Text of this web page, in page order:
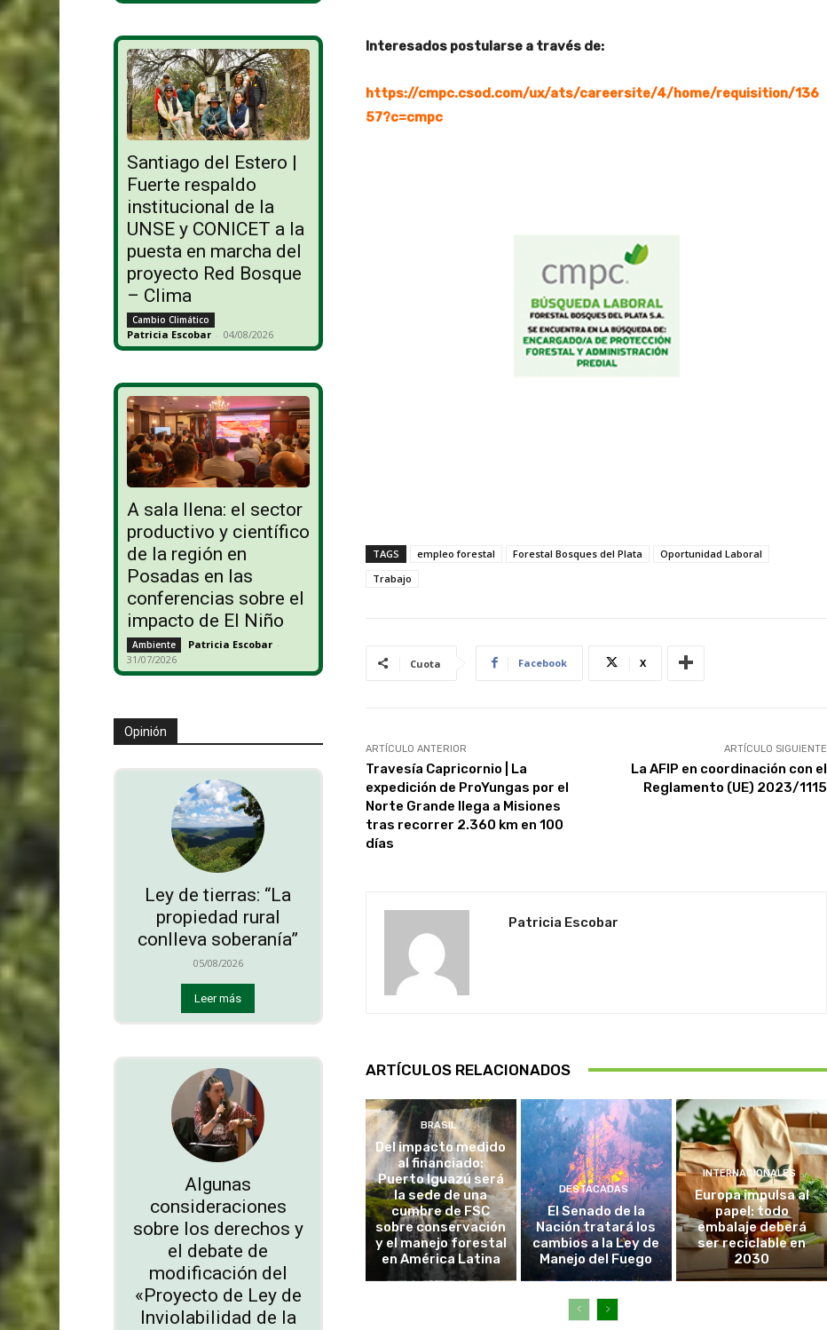
Santiago del Estero |
Fuerte respaldo
institucional de la
UNSE y CONICET a la
puesta en marcha del
proyecto Red Bosque
– Clima
Cambio Climático
Patricia Escobar - 04/08/2026
A sala llena: el sector
productivo y científico
de la región en
Posadas en las
conferencias sobre el
impacto de El Niño
Ambiente Patricia Escobar -
31/07/2026
Opinión
Ley de tierras: “La
propiedad rural
conlleva soberanía”
05/08/2026
Leer más
Algunas
consideraciones
sobre los derechos y
el debate de
modificación del
«Proyecto de Ley de
Inviolabilidad de la
Interesados postularse a través de:
https://cmpc.csod.com/ux/ats/careersite/4/home/requisition/136
57?c=cmpc
TAGS empleo forestal Forestal Bosques del Plata
Oportunidad Laboral
Trabajo
Cuota Facebook X
ARTÍCULO ANTERIOR
Travesía Capricornio | La
expedición de ProYungas por el
Norte Grande llega a Misiones
tras recorrer 2.360 km en 100
días
ARTÍCULO SIGUIENTE
La AFIP en coordinación con el
Reglamento (UE) 2023/1115
Patricia Escobar
ARTÍCULOS RELACIONADOS
BRASIL
Del impacto medido
al financiado:
Puerto Iguazú será
la sede de una
cumbre de FSC
sobre conservación
y el manejo forestal
en América Latina
DESTACADAS
El Senado de la
Nación tratará los
cambios a la Ley de
Manejo del Fuego
INTERNACIONALES
Europa impulsa al
papel: todo
embalaje deberá
ser reciclable en
2030